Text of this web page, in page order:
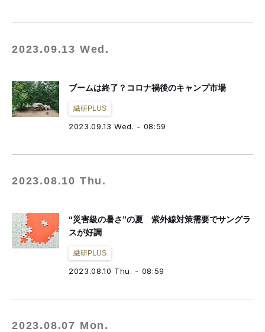
2023.09.13 Wed.
ブームは終了？コロナ禍後のキャンプ市場
繊研PLUS
2023.09.13 Wed. - 08:59
2023.08.10 Thu.
“災害級の暑さ”の夏 紫外線対策需要でサングラ
スが好調
繊研PLUS
2023.08.10 Thu. - 08:59
2023.08.07 Mon.